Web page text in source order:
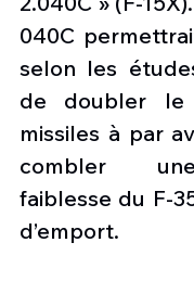
040C
selon les
de doubler le
missiles à par
combler
faiblesse du F-
d’emport.